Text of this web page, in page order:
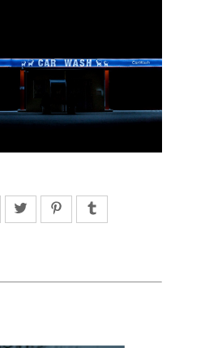
FacebookTwitter Pinterest